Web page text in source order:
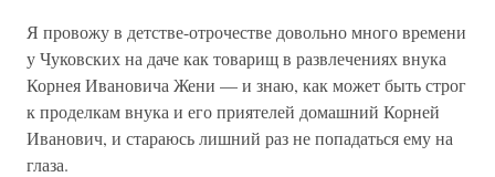
Я провожу в детстве-отрочестве довольно много времени
у Чуковских на даче как товарищ в развлечениях внука
Корнея Ивановича Жени — и знаю, как может быть строг
к проделкам внука и его приятелей домашний Корней
Иванович, и стараюсь лишний раз не попадаться ему на
глаза.